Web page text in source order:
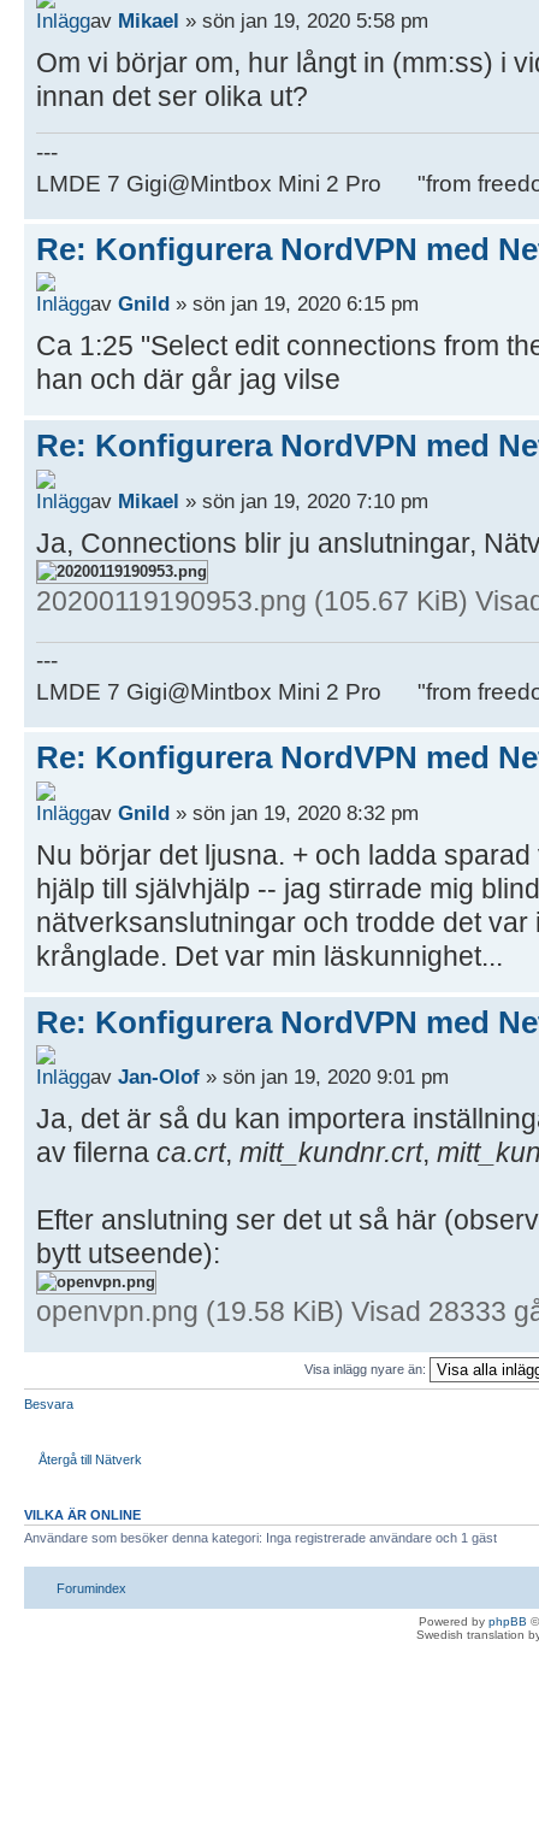
av Mikael » sön jan 19, 2020 5:58 pm
Om vi börjar om, hur långt in (mm:ss) i
innan det ser olika ut?
---
LMDE 7 Gigi@Mintbox Mini 2 Pro "from
Re: Konfigurera NordVPN med
av Gnild » sön jan 19, 2020 6:15 pm
Ca 1:25 "Select edit connections from
han och där går jag vilse
Re: Konfigurera NordVPN med
av Mikael » sön jan 19, 2020 7:10 pm
Ja, Connections blir ju anslutningar,
20200119190953.png (105.67 KiB)
---
LMDE 7 Gigi@Mintbox Mini 2 Pro "from
Re: Konfigurera NordVPN med
av Gnild » sön jan 19, 2020 8:32 pm
Nu börjar det ljusna. + och ladda
hjälp till självhjälp -- jag stirrade mig
nätverksanslutningar och trodde det var
krånglade. Det var min läskunnighet...
Re: Konfigurera NordVPN med
av Jan-Olof » sön jan 19, 2020 9:01 pm
Ja, det är så du kan importera
av filerna ca.crt, mitt_kundnr.crt,
Efter anslutning ser det ut så här
bytt utseende):
openvpn.png (19.58 KiB) Visad 28333
Visa inlägg nyare än:
Besvara
Återgå till Nätverk
VILKA ÄR ONLINE
Användare som besöker denna kategori: Inga registrerade användare och 1 gäst
Forumindex
Powered by phpBB
Swedish translation